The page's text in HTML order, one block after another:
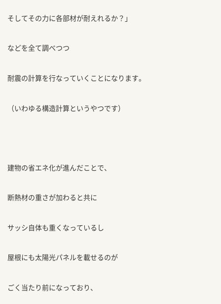
そしてその力に各部材が耐えれるか？」
などを全て調べつつ
耐震の計算を行なっていくことになります。
（いわゆる構造計算というやつです）
建物の省エネ化が進んだことで、
断熱材の重さが加わると共に
サッシ自体も重くなっているし
屋根にも太陽光パネルを載せるのが
ごく当たり前になっており、